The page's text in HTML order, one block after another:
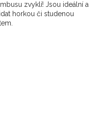
zvyklí! Jsou ideální a
horkou či studenou